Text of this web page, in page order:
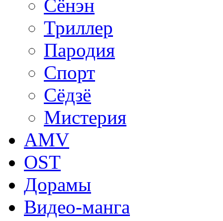
Сёнэн
Триллер
Пародия
Спорт
Сёдзё
Мистерия
AMV
OST
Дорамы
Видео-манга